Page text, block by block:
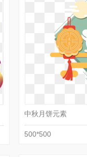
中秋月饼元素
500*500